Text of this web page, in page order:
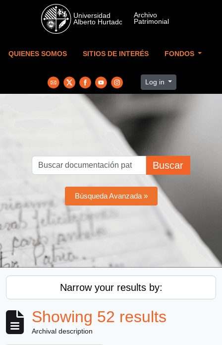
Skip to main content
QUIENES SOMOS SITIOS DE INTERÉS FONDOS
Log in
Buscar
Búsqueda Avanzada »
Narrow your results by:
Showing 52 results
Archival description